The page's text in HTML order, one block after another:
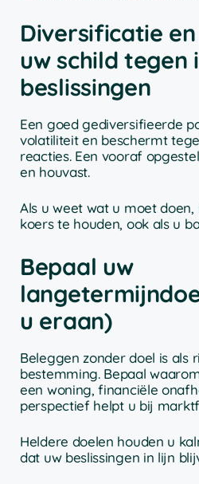
Diversificatie
uw schild tegen
beslissingen
Een goed gediversifieerde
volatiliteit en beschermt
reacties. Een vooraf
en houvast.
Als u weet wat u moet
koers te houden, ook als u
Bepaal uw
u eraan)
Beleggen zonder doel is als
bestemming. Bepaal
een woning, financiële
perspectief helpt u bij
Heldere doelen houden u
dat uw beslissingen in lijn